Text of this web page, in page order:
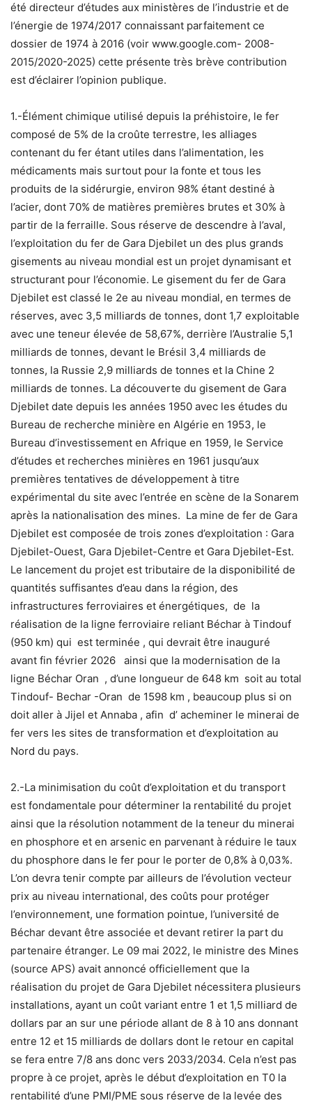
été directeur d’études aux ministères de l’industrie et de
l’énergie de 1974/2017 connaissant parfaitement ce
dossier de 1974 à 2016 (voir www.google.com- 2008-
2015/2020-2025) cette présente très brève contribution
est d’éclairer l’opinion publique.
1.-Élément chimique utilisé depuis la préhistoire, le fer
composé de 5% de la croûte terrestre, les alliages
contenant du fer étant utiles dans l’alimentation, les
médicaments mais surtout pour la fonte et tous les
produits de la sidérurgie, environ 98% étant destiné à
l’acier, dont 70% de matières premières brutes et 30% à
partir de la ferraille. Sous réserve de descendre à l’aval,
l’exploitation du fer de Gara Djebilet un des plus grands
gisements au niveau mondial est un projet dynamisant et
structurant pour l’économie. Le gisement du fer de Gara
Djebilet est classé le 2e au niveau mondial, en termes de
réserves, avec 3,5 milliards de tonnes, dont 1,7 exploitable
avec une teneur élevée de 58,67%, derrière l’Australie 5,1
milliards de tonnes, devant le Brésil 3,4 milliards de
tonnes, la Russie 2,9 milliards de tonnes et la Chine 2
milliards de tonnes. La découverte du gisement de Gara
Djebilet date depuis les années 1950 avec les études du
Bureau de recherche minière en Algérie en 1953, le
Bureau d’investissement en Afrique en 1959, le Service
d’études et recherches minières en 1961 jusqu’aux
premières tentatives de développement à titre
expérimental du site avec l’entrée en scène de la Sonarem
après la nationalisation des mines. La mine de fer de Gara
Djebilet est composée de trois zones d’exploitation : Gara
Djebilet-Ouest, Gara Djebilet-Centre et Gara Djebilet-Est.
Le lancement du projet est tributaire de la disponibilité de
quantités suffisantes d’eau dans la région, des
infrastructures ferroviaires et énergétiques, de la
réalisation de la ligne ferroviaire reliant Béchar à Tindouf
(950 km) qui est terminée , qui devrait être inauguré
avant fin février 2026 ainsi que la modernisation de la
ligne Béchar Oran , d’une longueur de 648 km soit au total
Tindouf- Bechar -Oran de 1598 km , beaucoup plus si on
doit aller à Jijel et Annaba , afin d’ acheminer le minerai de
fer vers les sites de transformation et d’exploitation au
Nord du pays.
2.-La minimisation du coût d’exploitation et du transport
est fondamentale pour déterminer la rentabilité du projet
ainsi que la résolution notamment de la teneur du minerai
en phosphore et en arsenic en parvenant à réduire le taux
du phosphore dans le fer pour le porter de 0,8% à 0,03%.
L’on devra tenir compte par ailleurs de l’évolution vecteur
prix au niveau international, des coûts pour protéger
l’environnement, une formation pointue, l’université de
Béchar devant être associée et devant retirer la part du
partenaire étranger. Le 09 mai 2022, le ministre des Mines
(source APS) avait annoncé officiellement que la
réalisation du projet de Gara Djebilet nécessitera plusieurs
installations, ayant un coût variant entre 1 et 1,5 milliard de
dollars par an sur une période allant de 8 à 10 ans donnant
entre 12 et 15 milliards de dollars dont le retour en capital
se fera entre 7/8 ans donc vers 2033/2034. Cela n’est pas
propre à ce projet, après le début d’exploitation en T0 la
rentabilité d’une PMI/PME sous réserve de la levée des